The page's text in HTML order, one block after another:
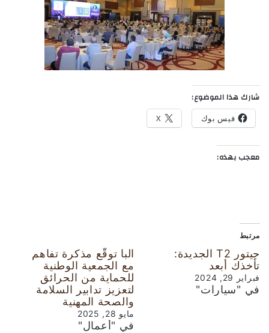
شارك هذا الموضوع:
فيس بوك X
معجب بهذه:
مرتبط
جيتور T2 الجديدة:
تأخذك أبعد
فبراير 29, 2024
في "سيارات"
البا توقّع مذكرة تفاهم
مع الجمعية الوطنية
للحماية من الحرائق
لتعزيز تدابير السلامة
والصحة المهنية
مايو 28, 2025
في "أعمال"